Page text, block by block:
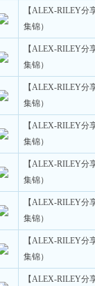
【ALEX-RILEY分
集锦）
【ALEX-RILEY分
集锦）
【ALEX-RILEY分
集锦）
【ALEX-RILEY分
集锦）
【ALEX-RILEY分
集锦）
【ALEX-RILEY分
集锦）
【ALEX-RILEY分
集锦）
【ALEX-RILEY分